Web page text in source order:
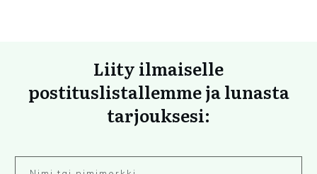
Liity ilmaiselle
postituslistallemme ja lunasta
tarjouksesi: